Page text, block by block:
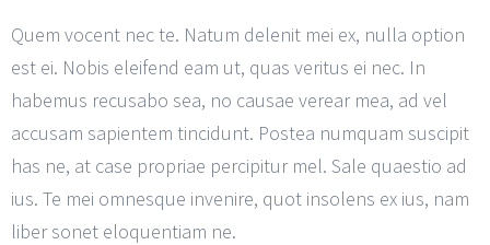
Quem vocent nec te. Natum delenit mei ex, nulla option
est ei. Nobis eleifend eam ut, quas veritus ei nec. In
habemus recusabo sea, no causae verear mea, ad vel
accusam sapientem tincidunt. Postea numquam suscipit
has ne, at case propriae percipitur mel. Sale quaestio ad
ius. Te mei omnesque invenire, quot insolens ex ius, nam
liber sonet eloquentiam ne.